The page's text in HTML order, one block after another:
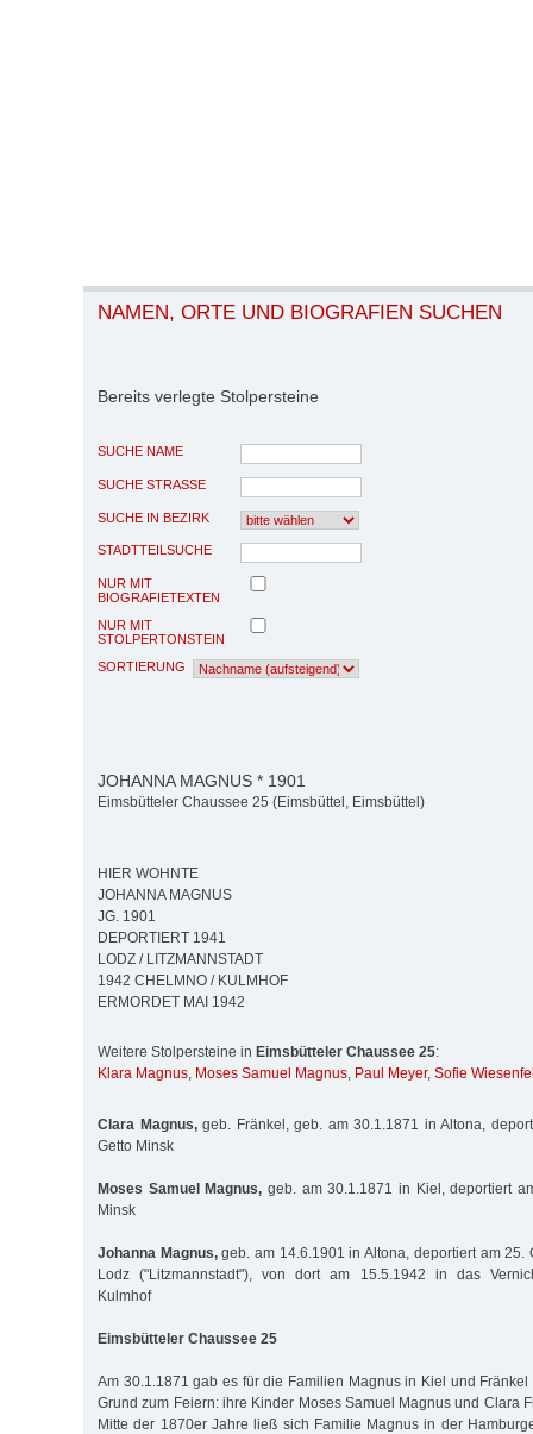
NAMEN, ORTE UND BIOGRAFIEN SUCHEN
Bereits verlegte Stolpersteine
SUCHE NAME
SUCHE STRASSE
SUCHE IN BEZIRK
STADTTEILSUCHE
NUR MIT
BIOGRAFIETEXTEN
NUR MIT
STOLPERTONSTEIN
SORTIERUNG
JOHANNA MAGNUS * 1901
Eimsbütteler Chaussee 25 (Eimsbüttel, Eimsbüttel)
HIER WOHNTE
JOHANNA MAGNUS
JG. 1901
DEPORTIERT 1941
LODZ / LITZMANNSTADT
1942 CHELMNO / KULMHOF
ERMORDET MAI 1942
Weitere Stolpersteine in Eimsbütteler Chaussee 25:
Klara Magnus, Moses Samuel Magnus, Paul Meyer, Sofie
Clara Magnus,geb. Fränkel, geb. am 30.1.1871 in Altona,
Getto Minsk
Moses Samuel Magnus, geb. am 30.1.1871 in Kiel, deportiert
Minsk
Johanna Magnus,geb. am 14.6.1901 in Altona, deportiert am 25.
Lodz ("Litzmannstadt"), von dort am 15.5.1942 in das
Kulmhof
Eimsbütteler Chaussee 25
Am 30.1.1871 gab es für die Familien Magnus in Kiel und
Grund zum Feiern: ihre Kinder Moses Samuel Magnus und Clara
Mitte der 1870er Jahre ließ sich Familie Magnus in der